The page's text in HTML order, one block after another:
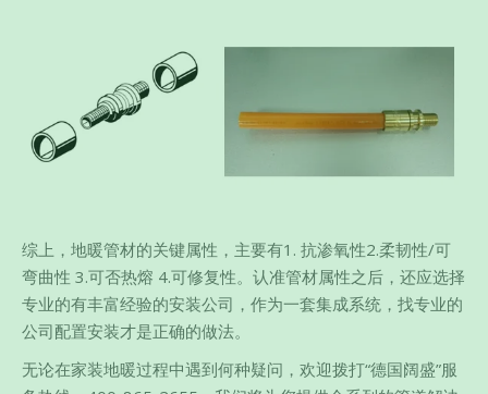
综上，地暖管材的关键属性，主要有1. 抗渗氧性2.柔韧性/可
弯曲性 3.可否热熔 4.可修复性。认准管材属性之后，还应选择
专业的有丰富经验的安装公司，作为一套集成系统，找专业的
公司配置安装才是正确的做法。
无论在家装地暖过程中遇到何种疑问，欢迎拨打“德国阔盛”服